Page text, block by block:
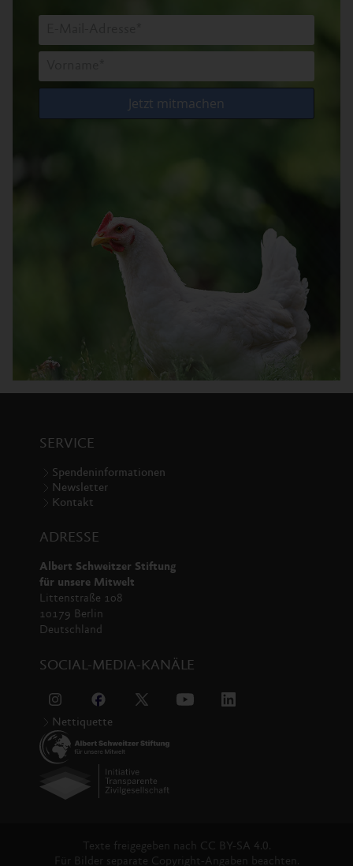
SERVICE
Spendeninformationen
Newsletter
Kontakt
ADRESSE
Albert Schweitzer Stiftung
für unsere Mitwelt
Littenstraße 108
10179 Berlin
Deutschland
SOCIAL-MEDIA-KANÄLE
Nettiquette
Texte freigegeben nach CC BY-SA 4.0.
Für Bilder separate Copyright-Angaben beachten.